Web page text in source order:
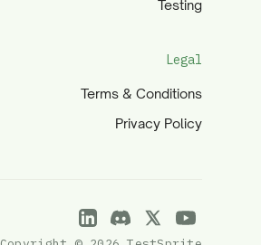
Testing
Legal
Terms & Conditions
Privacy Policy